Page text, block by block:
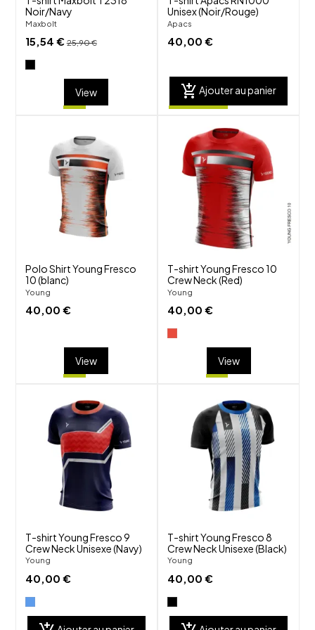
Noir/Navy
Maxbolt
15,54 €25,90 €
View
Unisex (Noir/Rouge)
Apacs
40,00 €
add_shopping_cart Ajouter au panier
Polo Shirt Young Fresco
10 (blanc)
Young
40,00 €
View
visibility
T-shirt Young Fresco 10
Crew Neck (Red)
Young
40,00 €
View
T-shirt Young Fresco 9
Crew Neck Unisexe (Navy)
Young
40,00 €
favorite_border
T-shirt Young Fresco 8
Crew Neck Unisexe (Black)
Young
40,00 €